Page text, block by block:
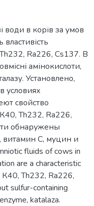
води в корів за умов
Ra226, Cs137. В
амінокислоти,
Установлено,
условиях
свойство
Th232, Ra226,
обнаружены
С, муцин и
fluids of cows in
are a characteristic
К40, Th232, Ra226,
sulfur-containing
katalaza.